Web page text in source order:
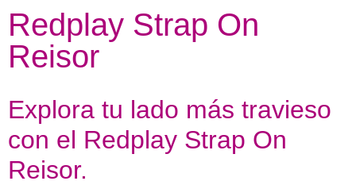
Redplay Strap On
Reisor
Explora tu lado más travieso
con el Redplay Strap On
Reisor.